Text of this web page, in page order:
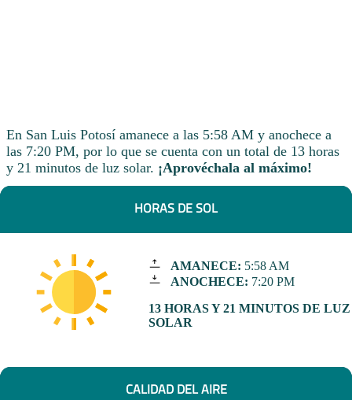
En San Luis Potosí amanece a las 5:58 AM y anochece a
las 7:20 PM, por lo que se cuenta con un total de 13 horas
y 21 minutos de luz solar. ¡Aprovéchala al máximo!
HORAS DE SOL
AMANECE: 5:58 AM
ANOCHECE: 7:20 PM
13 HORAS Y 21 MINUTOS DE LUZ
SOLAR
CALIDAD DEL AIRE